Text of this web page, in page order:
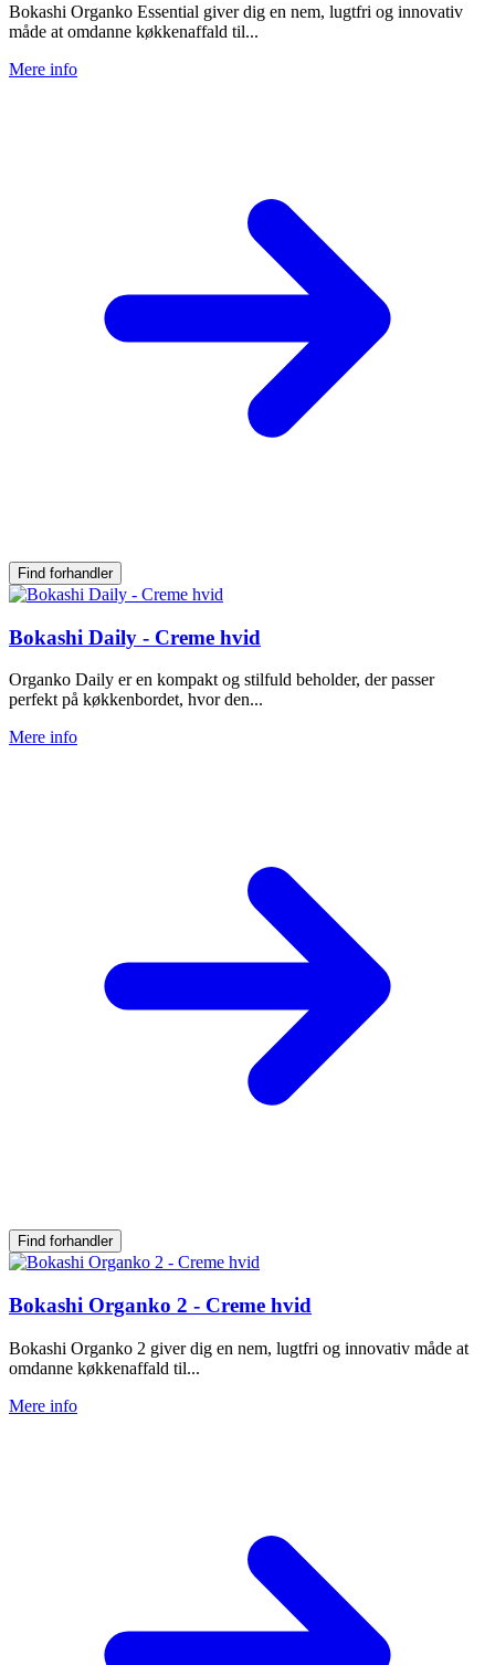
Bokashi Organko Essential giver dig en nem, lugtfri og innovativ
måde at omdanne køkkenaffald til...
Mere info
Find forhandler
Bokashi Daily - Creme hvid
Organko Daily er en kompakt og stilfuld beholder, der passer
perfekt på køkkenbordet, hvor den...
Mere info
Find forhandler
Bokashi Organko 2 - Creme hvid
Bokashi Organko 2 giver dig en nem, lugtfri og innovativ måde at
omdanne køkkenaffald til...
Mere info